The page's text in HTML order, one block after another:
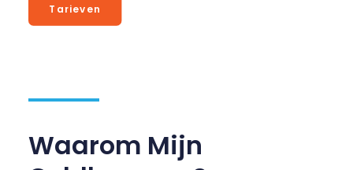
Tarieven
Waarom Mijn